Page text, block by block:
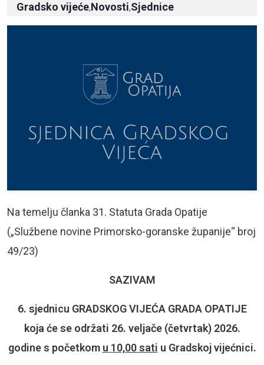
Gradsko vijeće,Novosti,Sjednice
Na temelju članka 31. Statuta Grada Opatije
(„Službene novine Primorsko-goranske županije“ broj
49/23)
SAZIVAM
6. sjednicu GRADSKOG VIJEĆA GRADA OPATIJE
koja će se održati 26. veljače (četvrtak) 2026.
godine s početkom u 10,00 sati u Gradskoj vijećnici.